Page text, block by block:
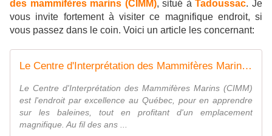
des mammifères marins (CIMM), situé àTadoussac. Je
vous invite fortement à visiter ce magnifique endroit, si
vous passez dans le coin. Voici un article les concernant:
Le Centre d'Interprétation des Mammifères Marins (CIMM): l'accomplissement de chercheurs passionnés - Communications Sylvie Bibeau
Le Centre d'Interprétation des Mammifères Marins (CIMM)
est l'endroit par excellence au Québec, pour en apprendre
sur les baleines, tout en profitant d'un emplacement
magnifique. Au fil des ans ...